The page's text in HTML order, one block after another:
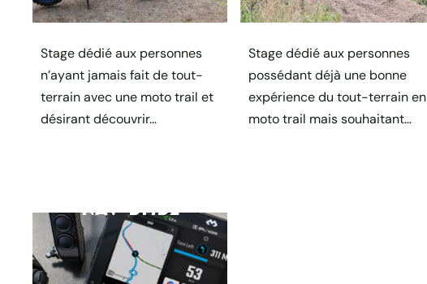
Stage dédié aux personnes
n’ayant jamais fait de tout-
terrain avec une moto trail et
désirant découvrir…
Stage dédié aux personnes
possédant déjà une bonne
expérience du tout-terrain en
moto trail mais souhaitant…
NAV’ DMD2